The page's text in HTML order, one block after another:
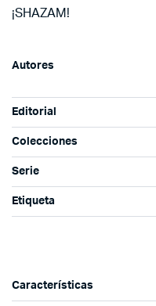
¡SHAZAM!
Autores
Editorial
Colecciones
Serie
Etiqueta
Características